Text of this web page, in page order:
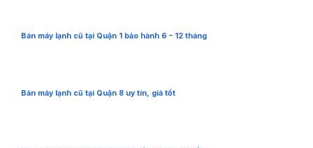
Bán máy lạnh cũ tại Quận 1 bảo hành 6 – 12 tháng
Bán máy lạnh cũ tại Quận 8 uy tín, giá tốt